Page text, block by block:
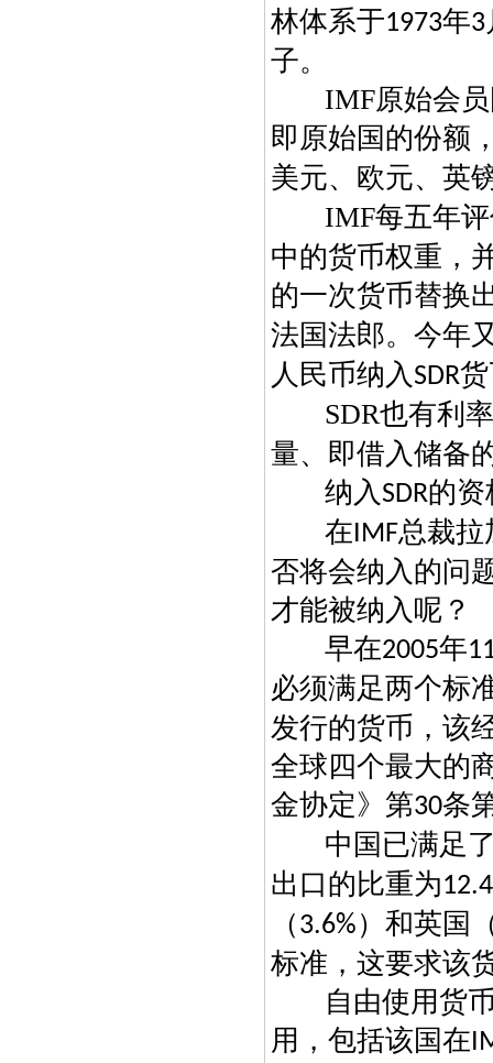
林体系于1973年3
子。
IMF原始会
即原始国的份额
美元、欧元、英
IMF每五年
中的货币权重，
的一次货币替换
法国法郎。今年
人民币纳入SDR
SDR也有利
量、即借入储备
纳入SDR的资
在IMF总裁拉
否将会纳入的问
才能被纳入呢？
早在2005年
必须满足两个标
发行的货币，该
全球四个最大的
金协定》第30条
中国已满足
出口的比重为
（3.6%）和英国
标准，这要求该
自由使用货
用，包括该国在